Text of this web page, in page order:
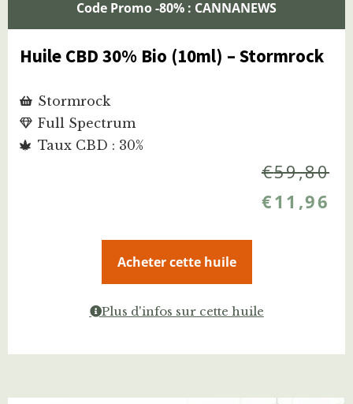
Code Promo -80% : CANNANEWS
Huile CBD 30% Bio (10ml) – Stormrock
Stormrock
Full Spectrum
Taux CBD : 30%
€59,80
€11,96
Acheter cette huile
Plus d'infos sur cette huile